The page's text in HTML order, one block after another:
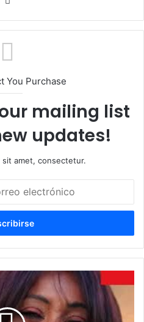
You Purchase
mailing list
updates!
sit amet, consectetur.